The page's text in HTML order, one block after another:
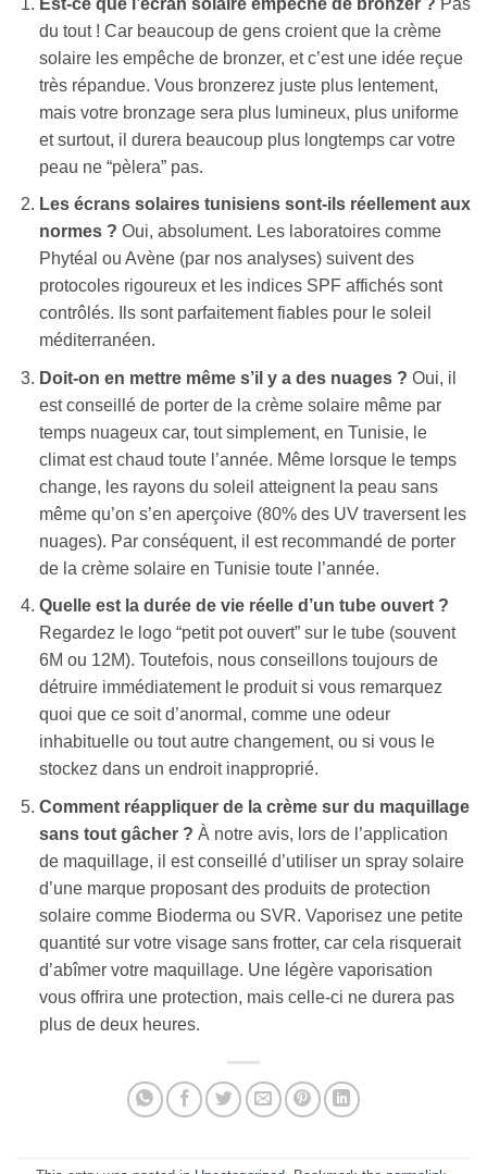
du tout ! Car beaucoup de gens croient que la crème
solaire les empêche de bronzer, et c’est une idée reçue
très répandue. Vous bronzerez juste plus lentement,
mais votre bronzage sera plus lumineux, plus uniforme
et surtout, il durera beaucoup plus longtemps car votre
peau ne “pèlera” pas.
Les écrans solaires tunisiens sont-ils réellement aux
normes ? Oui, absolument. Les laboratoires comme
Phytéal ou Avène (par nos analyses) suivent des
protocoles rigoureux et les indices SPF affichés sont
contrôlés. Ils sont parfaitement fiables pour le soleil
méditerranéen.
Doit-on en mettre même s’il y a des nuages ? Oui, il
est conseillé de porter de la crème solaire même par
temps nuageux car, tout simplement, en Tunisie, le
climat est chaud toute l’année. Même lorsque le temps
change, les rayons du soleil atteignent la peau sans
même qu’on s’en aperçoive (80% des UV traversent les
nuages). Par conséquent, il est recommandé de porter
de la crème solaire en Tunisie toute l’année.
Quelle est la durée de vie réelle d’un tube ouvert ?
Regardez le logo “petit pot ouvert” sur le tube (souvent
6M ou 12M). Toutefois, nous conseillons toujours de
détruire immédiatement le produit si vous remarquez
quoi que ce soit d’anormal, comme une odeur
inhabituelle ou tout autre changement, ou si vous le
stockez dans un endroit inapproprié.
Comment réappliquer de la crème sur du maquillage
sans tout gâcher ? À notre avis, lors de l’application
de maquillage, il est conseillé d’utiliser un spray solaire
d’une marque proposant des produits de protection
solaire comme Bioderma ou SVR. Vaporisez une petite
quantité sur votre visage sans frotter, car cela risquerait
d’abîmer votre maquillage. Une légère vaporisation
vous offrira une protection, mais celle-ci ne durera pas
plus de deux heures.